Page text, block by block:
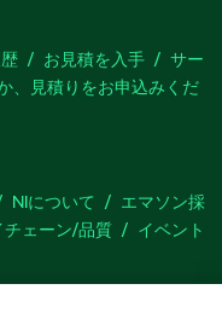
お見積を入手
サー
、見積りをお申込みくだ
NIについて
エマソン採
チェーン/品質 イベント